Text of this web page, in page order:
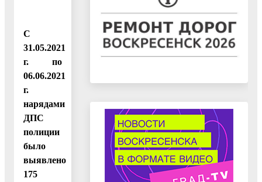
С
31.05.2021
г. по
06.06.2021
г.
нарядами
ДПС
полиции
было
выявлено
175